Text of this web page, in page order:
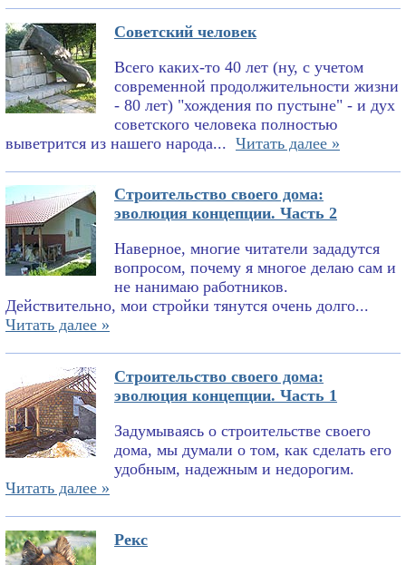
Советский человек
Всего каких-то 40 лет (ну, с учетом
современной продолжительности жизни
- 80 лет) "хождения по пустыне" - и дух
советского человека полностью
выветрится из нашего народа... Читать далее »
Строительство своего дома:
эволюция концепции. Часть 2
Наверное, многие читатели зададутся
вопросом, почему я многое делаю сам и
не нанимаю работников.
Действительно, мои стройки тянутся очень долго...
Читать далее »
Строительство своего дома:
эволюция концепции. Часть 1
Задумываясь о строительстве своего
дома, мы думали о том, как сделать его
удобным, надежным и недорогим.
Читать далее »
Рекс